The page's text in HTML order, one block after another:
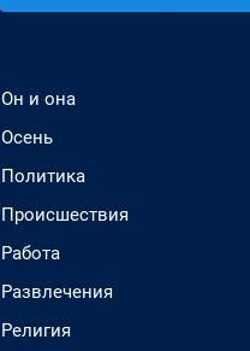
Он и она
Осень
Политика
Происшествия
Работа
Развлечения
Религия